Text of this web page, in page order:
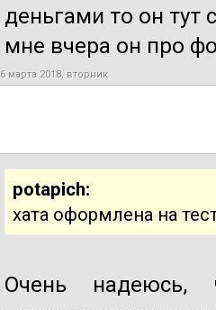
деньгами то он тут
мне вчера он про
6 марта 2018, вторник
potapich:
хата оформлена на
Очень надеюсь,